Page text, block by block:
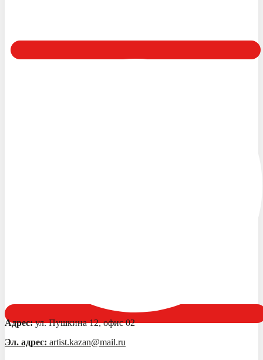
Адрес:ул. Пушкина 12, офис 02
Эл. адрес: artist.kazan@mail.ru